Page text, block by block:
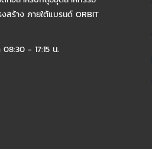
สร้าง ภายใต้แบรนด์ ORBIT
- 17:15 น.